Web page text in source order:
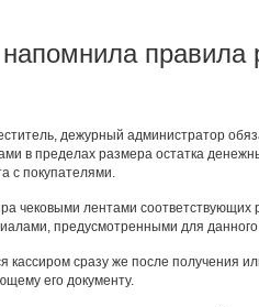
правила
дежурный администратор
в пределах размера остатка
с покупателями.
чековыми лентами соответствующих
предусмотренными для
кассиром сразу же после получения
его документу.